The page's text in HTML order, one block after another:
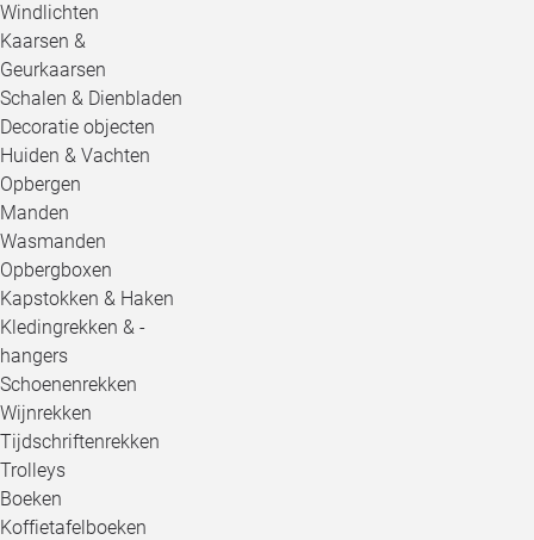
Windlichten
Kaarsen &
Geurkaarsen
Schalen & Dienbladen
Decoratie objecten
Huiden & Vachten
Opbergen
Manden
Wasmanden
Opbergboxen
Kapstokken & Haken
Kledingrekken & -
hangers
Schoenenrekken
Wijnrekken
Tijdschriftenrekken
Trolleys
Boeken
Koffietafelboeken